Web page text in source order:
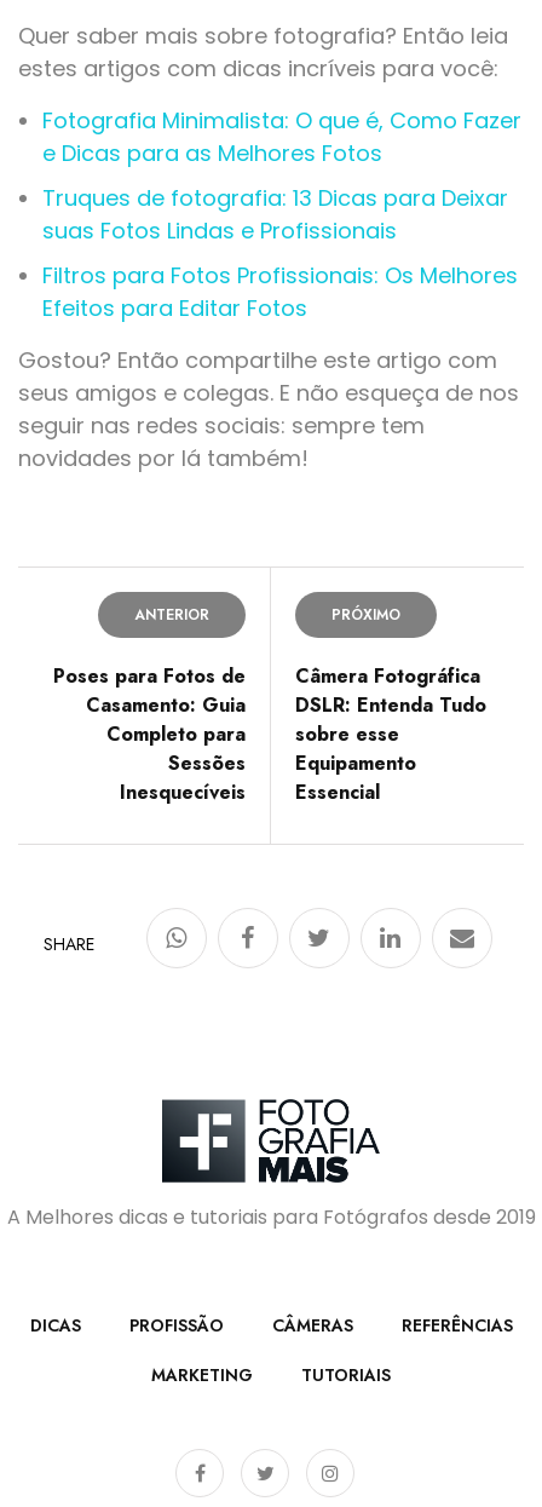
SHARE
Quer saber mais sobre fotografia? Então leia
estes artigos com dicas incríveis para você:
Fotografia Minimalista: O que é, Como Fazer
e Dicas para as Melhores Fotos
Truques de fotografia: 13 Dicas para Deixar
suas Fotos Lindas e Profissionais
Filtros para Fotos Profissionais: Os Melhores
Efeitos para Editar Fotos
Gostou? Então compartilhe este artigo com
seus amigos e colegas. E não esqueça de nos
seguir nas redes sociais: sempre tem
novidades por lá também!
ANTERIOR
Poses para Fotos de
Casamento: Guia
Completo para
Sessões
Inesquecíveis
PRÓXIMO
Câmera Fotográfica
DSLR: Entenda Tudo
sobre esse
Equipamento
Essencial
A Melhores dicas e tutoriais para Fotógrafos desde 2019
DICAS PROFISSÃO CÂMERAS REFERÊNCIAS
MARKETING TUTORIAIS